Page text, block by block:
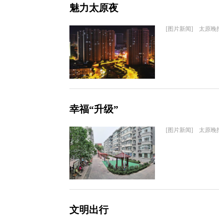
魅力太原夜
[图片新闻] 太原晚
幸福“升级”
[图片新闻] 太原晚
文明出行